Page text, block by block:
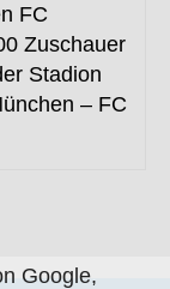
FC
Zuschauer
Stadion
– FC
Google,